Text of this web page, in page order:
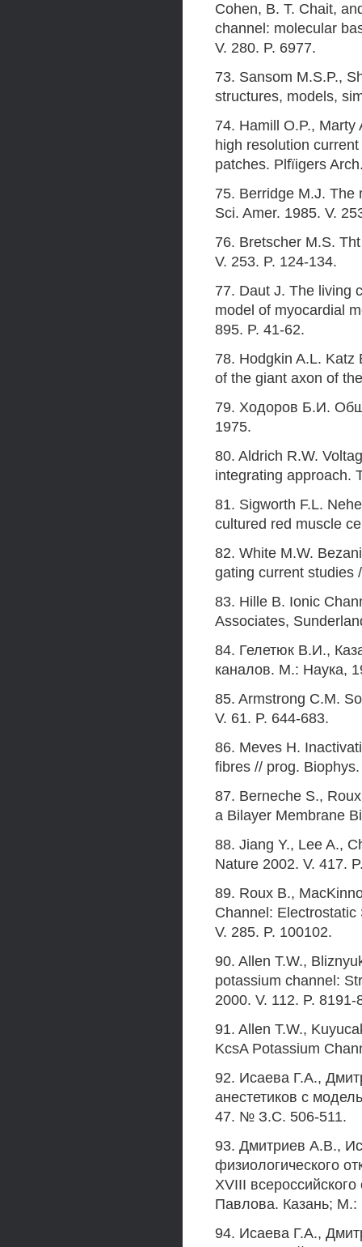
Cohen, В. T. Chait,
channel: molecular
V. 280. P. 6977.
73. Sansom M.S.P.,
structures, models,
74. Hamill O.P.,
high resolution
patches. Plfïigers
75. Berridge M.J. The
Sci. Amer. 1985. V.
76. Bretscher M.S.
V. 253. P. 124-134.
77. Daut J. The living
model of myocardial
895. P. 41-62.
78. Hodgkin A.L. Katz
of the giant axon of
79. Ходоров Б.И.
1975.
80. Aldrich R.W.
integrating approach.
81. Sigworth F.L.
cultured red muscle
82. White M.W.
gating current studies
83. Hille B. Ionic
Associates,
84. Гелетюк В.И.,
каналов. М.: Наука,
85. Armstrong С.М.
V. 61. P. 644-683.
86. Meves H.
fibres // prog.
87. Berneche S.,
a Bilayer Membrane
88. Jiang Y., Lee A.,
Nature 2002. V. 417.
89. Roux В.,
Channel:
V. 285. P. 100102.
90. Allen T.W.,
potassium channel:
2000. V. 112. P. 8191-
91. Allen T.W.,
KcsA Potassium
92. Исаева Г.А.,
анестетиков с
47. № З.С. 506-511.
93. Дмитриев А.В.,
физиологического
XVIII
Павлова. Казань;
94. Исаева Г.А.,